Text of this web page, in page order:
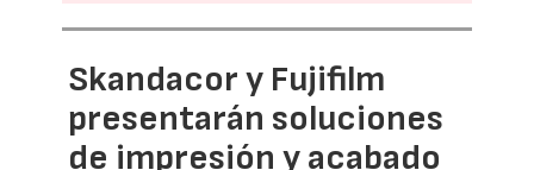
Skandacor y Fujifilm
presentarán soluciones
de impresión y acabado